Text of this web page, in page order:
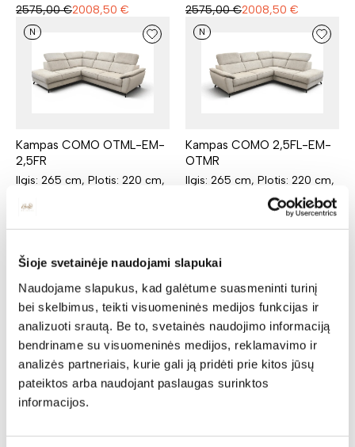
Šioje svetainėje naudojami slapukai
Naudojame slapukus, kad galėtume suasmeninti turinį
bei skelbimus, teikti visuomeninės medijos funkcijas ir
analizuoti srautą. Be to, svetainės naudojimo informaciją
bendriname su visuomeninės medijos, reklamavimo ir
analizės partneriais, kurie gali ją pridėti prie kitos jūsų
pateiktos arba naudojant paslaugas surinktos
informacijos.
2575,00 €2008,50 €
2575,00 €2008,50 €
N
Kampas COMO OTML-EM-
2,5FR
Ilgis: 265 cm, Plotis: 220 cm,
Yra kelių spalvų
2884,00 €2249,52 €
N
Kampas COMO 2,5FL-EM-
OTMR
Ilgis: 265 cm, Plotis: 220 cm,
2884,00 €2249,52 €